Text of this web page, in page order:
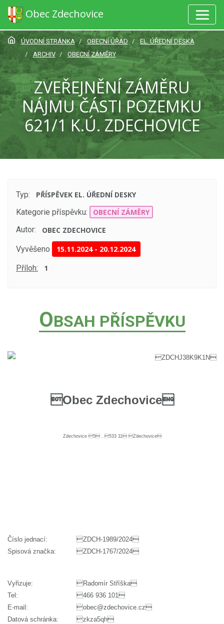
Obec Zdechovice
ÚVODNÍ STRÁNKA OBECNÍ ÚŘAD
EL. ÚŘEDNÍ DESKA
ARCHIV
OBECNÍ ZÁMĚRY
ZVEŘEJNĚNÍ ZÁMĚRU
NÁJMU ČÁSTI POZEMKU
621/1 K.Ú. ZDECHOVICE
Typ:
PŘÍSPĚVEK EL. ÚŘEDNÍ DESKY
Kategorie příspěvku:
OBECNÍ ZÁMĚRY
Autor:
OBEC ZDECHOVICE
Vyvěšeno 15.11.2024- 20.12.2024
Příloh: 1
OBSAH PŘÍSPĚVKU
ZDCHJ38K9K1N
Obec Zdechovice
Zdechovice5 , 533 11 Zdechovice
Číslo jednací:
ZDCH-1989/2024
Spisová značka:
ZDCH-1767/2024
Vyřizuje:
Radomír Stříška
Tel:
466 936 101
E-mail:
obec@zdechovice.cz
Datová schránka:
zkza5qh